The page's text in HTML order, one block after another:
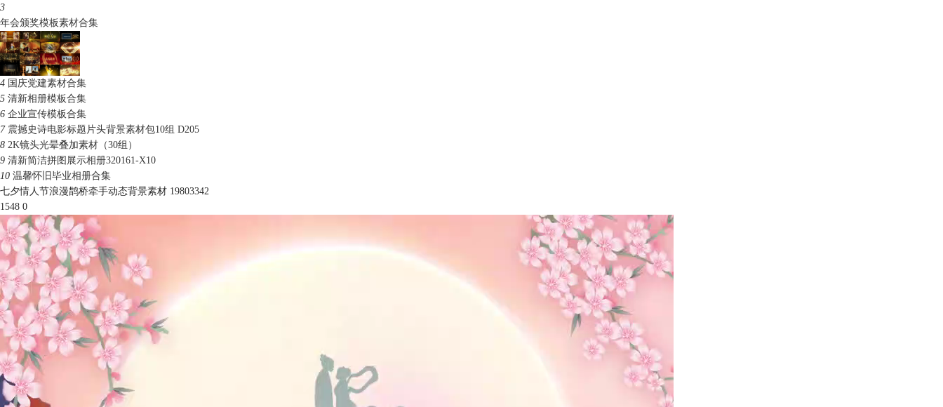
3
年会颁奖模板素材合集
4 国庆党建素材合集
5 清新相册模板合集
6 企业宣传模板合集
7 震撼史诗电影标题片头背景素材包10组 D205
8 2K镜头光晕叠加素材（30组）
9 清新简洁拼图展示相册320161-X10
10 温馨怀旧毕业相册合集
七夕情人节浪漫鹊桥牵手动态背景素材 19803342
1548 0